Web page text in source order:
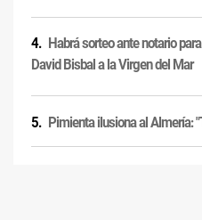
Habrá sorteo ante notario
David Bisbal a la Virgen del Mar
Pimienta ilusiona al Almería: